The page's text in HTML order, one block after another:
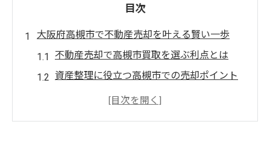
目次
大阪府高槻市で不動産売却を叶える賢い一歩
不動産売却で高槻市買取を選ぶ利点とは
資産整理に役立つ高槻市での売却ポイント
高槻市で不動産売却を始める前の準備法